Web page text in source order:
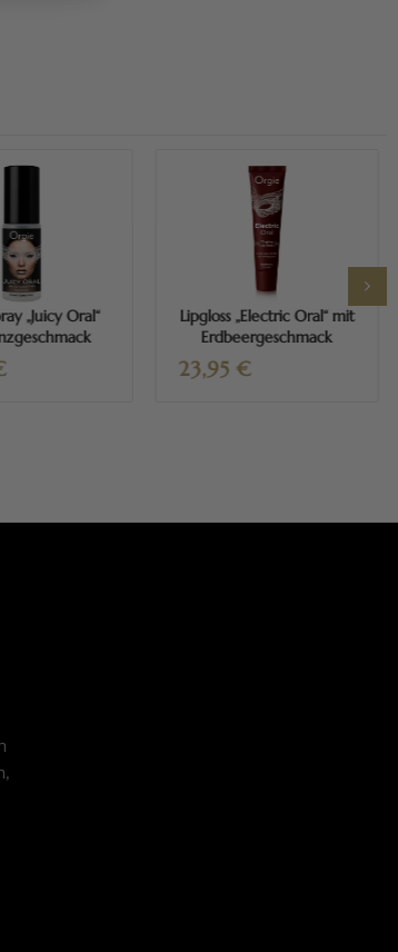
„Juicy Oral“
Lipgloss „Electric Oral“ mit
Erdbeergeschmack
23,95 €
Mehr erfahren